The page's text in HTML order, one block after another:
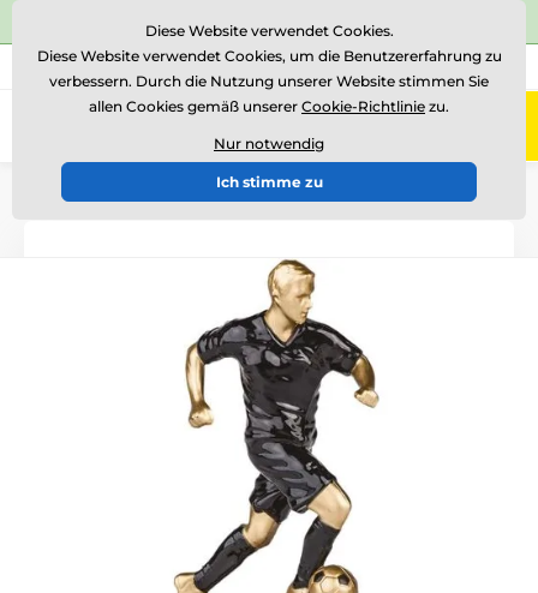
⭐Siehe 504 verifizierte Bewertungen auf
Rufen Sie uns an (Mo-Fr 15-18) +43 676 361 37 22
0
Einführung Auszeichnungen nach Thema
Diese Website verwendet Cookies.
Diese Website verwendet Cookies, um die Benutzererfahrung zu
verbessern. Durch die Nutzung unserer Website stimmen Sie
allen Cookies gemäß unserer Cookie-Richtlinie zu.
Nur notwendig
Ich stimme zu